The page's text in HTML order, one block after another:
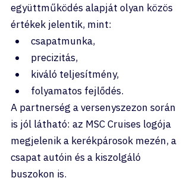
együttműködés alapját olyan közös
értékek jelentik, mint:
csapatmunka,
precizitás,
kiváló teljesítmény,
folyamatos fejlődés.
A partnerség a versenyszezon során
is jól látható: az MSC Cruises logója
megjelenik a kerékpárosok mezén, a
csapat autóin és a kiszolgáló
buszokon is.